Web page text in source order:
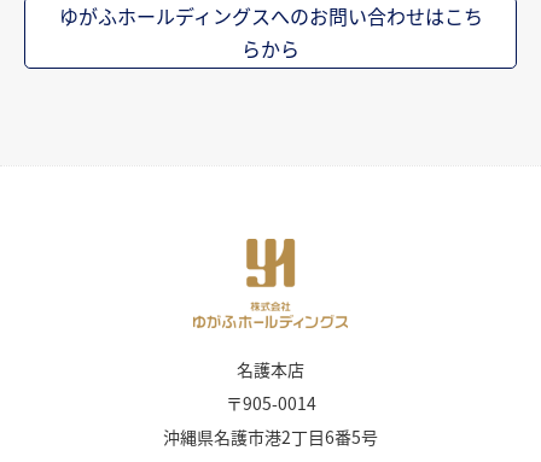
ゆがふホールディングスへのお問い合わせはこち
らから
名護本店
〒905-0014
沖縄県名護市港2丁目6番5号